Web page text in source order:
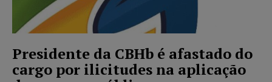
Presidente da CBHb é afastado do
cargo por ilicitudes na aplicação